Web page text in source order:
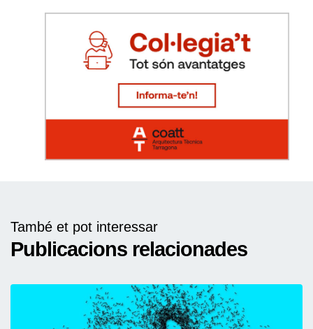
També et pot interessar
Publicacions relacionades